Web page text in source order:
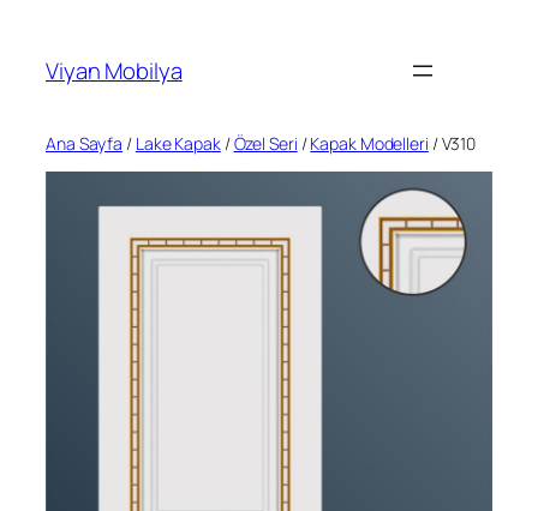
Viyan Mobilya
Ana Sayfa / Lake Kapak/Özel Seri /Kapak Modelleri / V310